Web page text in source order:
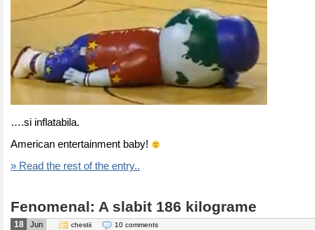
….si inflatabila.
American entertainment baby!
» Read the rest of the entry..
Fenomenal: A slabit 186 kilograme
18 Jun chestii 10 comments